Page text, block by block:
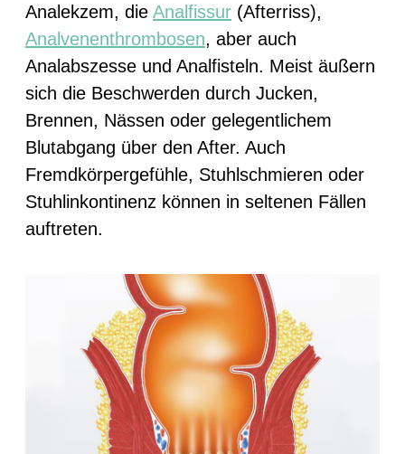
Analekzem, die Analfissur (Afterriss),
Analvenenthrombosen, aber auch
Analabszesse und Analfisteln. Meist äußern
sich die Beschwerden durch Jucken,
Brennen, Nässen oder gelegentlichem
Blutabgang über den After. Auch
Fremdkörpergefühle, Stuhlschmieren oder
Stuhlinkontinenz können in seltenen Fällen
auftreten.